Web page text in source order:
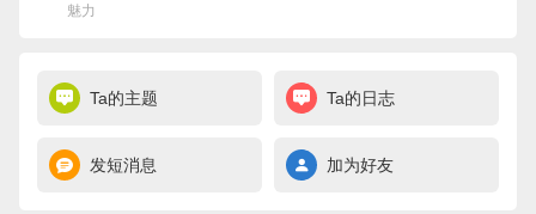
魅力
Ta的主题 Ta的日志
发短消息 加为好友